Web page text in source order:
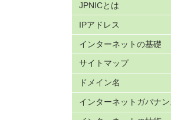
JPNICとは
IPアドレス
インターネットの基礎
サイトマップ
ドメイン名
インターネットガバナン